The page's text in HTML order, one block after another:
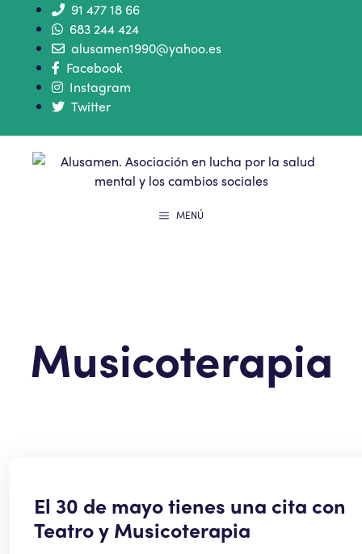
91 477 18 66
683 244 424
alusamen1990@yahoo.es
Facebook
Instagram
Twitter
MENÚ
Musicoterapia
El 30 de mayo tienes una cita con
Teatro y Musicoterapia